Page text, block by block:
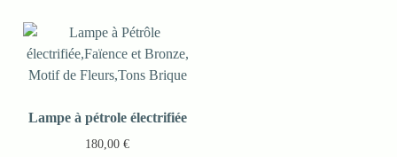
Lampe à pétrole électrifiée
180,00€